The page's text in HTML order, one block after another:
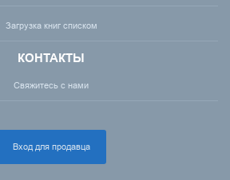
Загрузка книг списком
КОНТАКТЫ
Свяжитесь с нами
Вход для продавца